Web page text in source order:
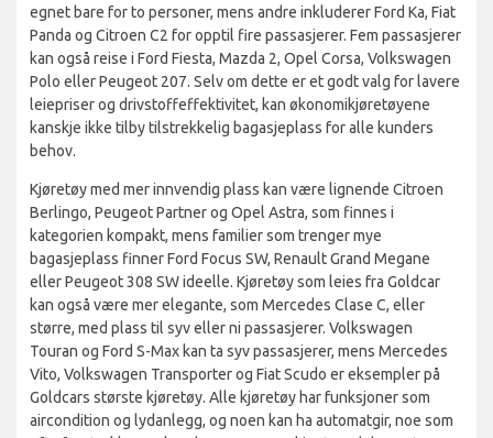
egnet bare for to personer, mens andre inkluderer Ford Ka, Fiat
Panda og Citroen C2 for opptil fire passasjerer. Fem passasjerer
kan også reise i Ford Fiesta, Mazda 2, Opel Corsa, Volkswagen
Polo eller Peugeot 207. Selv om dette er et godt valg for lavere
leiepriser og drivstoffeffektivitet, kan økonomikjøretøyene
kanskje ikke tilby tilstrekkelig bagasjeplass for alle kunders
behov.
Kjøretøy med mer innvendig plass kan være lignende Citroen
Berlingo, Peugeot Partner og Opel Astra, som finnes i
kategorien kompakt, mens familier som trenger mye
bagasjeplass finner Ford Focus SW, Renault Grand Megane
eller Peugeot 308 SW ideelle. Kjøretøy som leies fra Goldcar
kan også være mer elegante, som Mercedes Clase C, eller
større, med plass til syv eller ni passasjerer. Volkswagen
Touran og Ford S-Max kan ta syv passasjerer, mens Mercedes
Vito, Volkswagen Transporter og Fiat Scudo er eksempler på
Goldcars største kjøretøy. Alle kjøretøy har funksjoner som
aircondition og lydanlegg, og noen kan ha automatgir, noe som